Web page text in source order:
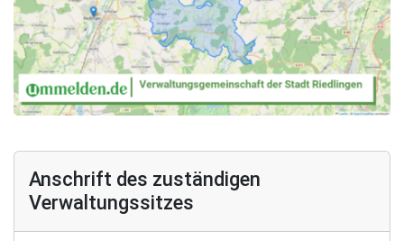
Anschrift des zuständigen
Verwaltungssitzes